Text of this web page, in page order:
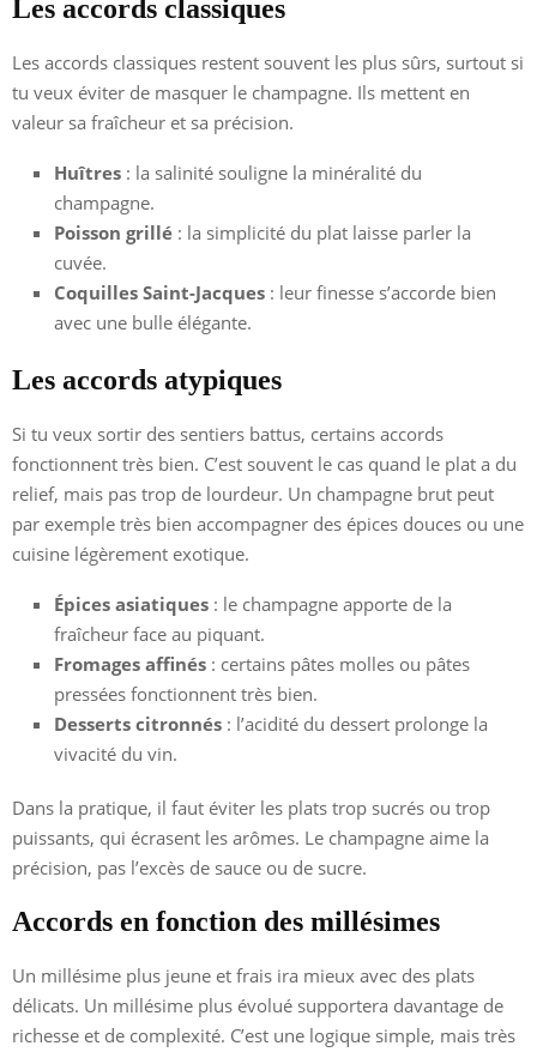
Les accords classiques
Les accords classiques restent souvent les plus sûrs, surtout si
tu veux éviter de masquer le champagne. Ils mettent en
valeur sa fraîcheur et sa précision.
Huîtres : la salinité souligne la minéralité du
champagne.
Poisson grillé : la simplicité du plat laisse parler la
cuvée.
Coquilles Saint-Jacques : leur finesse s’accorde bien
avec une bulle élégante.
Les accords atypiques
Si tu veux sortir des sentiers battus, certains accords
fonctionnent très bien. C’est souvent le cas quand le plat a du
relief, mais pas trop de lourdeur. Un champagne brut peut
par exemple très bien accompagner des épices douces ou une
cuisine légèrement exotique.
Épices asiatiques : le champagne apporte de la
fraîcheur face au piquant.
Fromages affinés : certains pâtes molles ou pâtes
pressées fonctionnent très bien.
Desserts citronnés : l’acidité du dessert prolonge la
vivacité du vin.
Dans la pratique, il faut éviter les plats trop sucrés ou trop
puissants, qui écrasent les arômes. Le champagne aime la
précision, pas l’excès de sauce ou de sucre.
Accords en fonction des millésimes
Un millésime plus jeune et frais ira mieux avec des plats
délicats. Un millésime plus évolué supportera davantage de
richesse et de complexité. C’est une logique simple, mais très